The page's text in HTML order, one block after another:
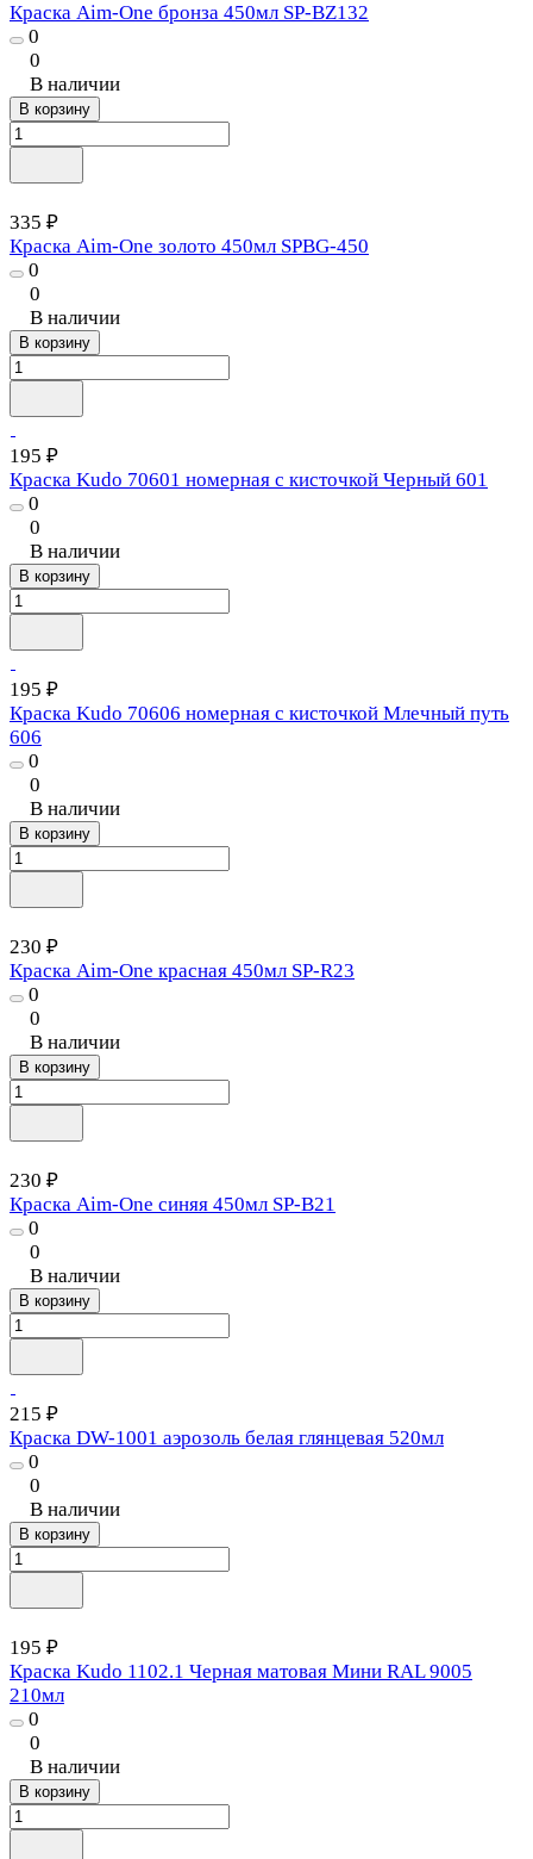
Краска Aim-One бронза 450мл SP-BZ132
0
0
В наличии
В корзину
335 ₽
Краска Aim-One золото 450мл SPBG-450
0
0
В наличии
В корзину
195 ₽
Краска Kudo 70601 номерная с кисточкой Черный 601
0
0
В наличии
В корзину
195 ₽
Краска Kudo 70606 номерная с кисточкой Млечный путь
606
0
0
В наличии
В корзину
230 ₽
Краска Aim-One красная 450мл SP-R23
0
0
В наличии
В корзину
230 ₽
Краска Aim-One синяя 450мл SP-B21
0
0
В наличии
В корзину
215 ₽
Краска DW-1001 аэрозоль белая глянцевая 520мл
0
0
В наличии
В корзину
195 ₽
Краска Kudo 1102.1 Черная матовая Мини RAL 9005
210мл
0
0
В наличии
В корзину